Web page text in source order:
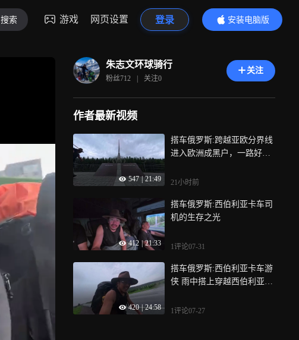
搜索 游戏 网页设置 登录
安装电脑版
内容更精彩
朱志文环球骑行
粉丝712 | 关注0
关注
作者最新视频
547 | 21:49
搭车俄罗斯:跨越亚欧分界线
进入欧洲成黑户，一路好心
21小时前
412 | 21:33
搭车俄罗斯:西伯利亚卡车司
机的生存之光
1评论07-31
420 | 24:58
搭车俄罗斯:西伯利亚卡车游
侠 雨中搭上穿越西伯利亚的
1评论07-27